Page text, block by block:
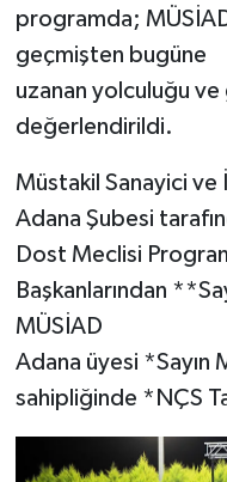
programda;
geçmişten bugüne
uzanan yolculuğu
değerlendirildi.
Müstakil Sanayici ve
Adana Şubesi
Dost Meclisi
Başkanlarından
MÜSİAD
Adana üyesi *Sayın
sahipliğinde *NÇS